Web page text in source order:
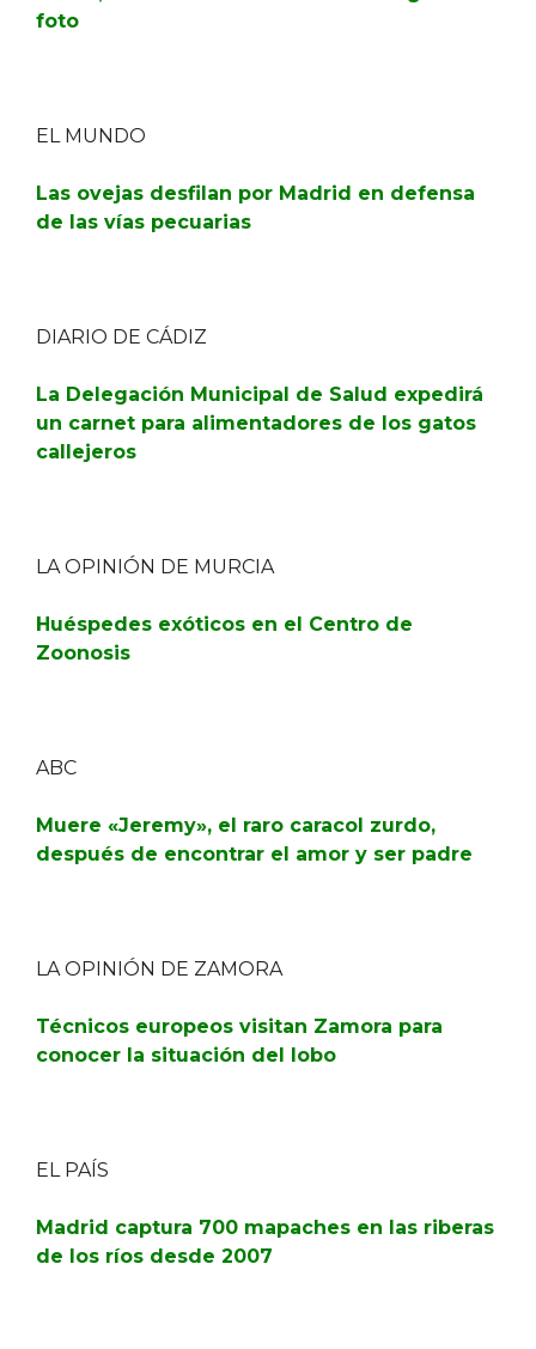
foto
EL MUNDO
Las ovejas desfilan por Madrid en defensa
de las vías pecuarias
DIARIO DE CÁDIZ
La Delegación Municipal de Salud expedirá
un carnet para alimentadores de los gatos
callejeros
LA OPINIÓN DE MURCIA
Huéspedes exóticos en el Centro de
Zoonosis
ABC
Muere «Jeremy», el raro caracol zurdo,
después de encontrar el amor y ser padre
LA OPINIÓN DE ZAMORA
Técnicos europeos visitan Zamora para
conocer la situación del lobo
EL PAÍS
Madrid captura 700 mapaches en las riberas
de los ríos desde 2007